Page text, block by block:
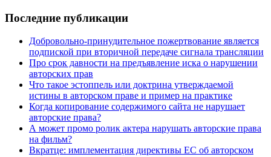
Sidebar
Последние публикации
Добровольно-принудительное пожертвование является
подпиской при вторичной передаче сигнала трансляции
Про срок давности на предъявление иска о нарушении
авторских прав
Что такое эстоппель или доктрина утверждаемой
истины в авторском праве и пример на практике
Когда копирование содержимого сайта не нарушает
авторские права?
А может промо ролик актера нарушать авторские права
на фильм?
Вкратце: имплементация директивы ЕС об авторском